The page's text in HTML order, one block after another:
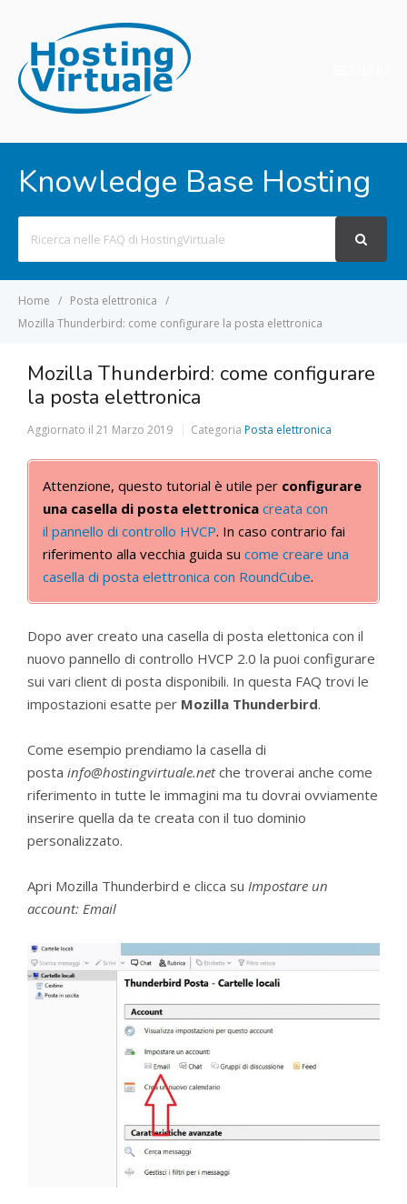
Knowledge Base Hosting
For
Home
Posta elettronica
Mozilla Thunderbird: come configurare la posta elettronica
Mozilla Thunderbird: come configurare
la posta elettronica
Aggiornato il 21 Marzo 2019 Categoria Posta elettronica
Attenzione, questo tutorial è utile per configurare
una casella di posta elettronica creata con
il pannello di controllo HVCP. In caso contrario fai
riferimento alla vecchia guida su come creare una
casella di posta elettronica con RoundCube.
Dopo aver creato una casella di posta elettonica con il
nuovo pannello di controllo HVCP 2.0 la puoi configurare
sui vari client di posta disponibili. In questa FAQ trovi le
impostazioni esatte per Mozilla Thunderbird.
Come esempio prendiamo la casella di
posta info@hostingvirtuale.netche troverai anche come
riferimento in tutte le immagini ma tu dovrai ovviamente
inserire quella da te creata con il tuo dominio
personalizzato.
Apri Mozilla Thunderbird e clicca su Impostare un
account: Email